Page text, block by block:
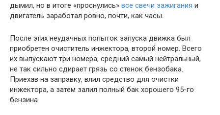
дымил, но в итоге «проснулись» все свечи зажигания и
двигатель заработал ровно, почти, как часы.
После этих неудачных попыток запуска движка был
приобретен очиститель инжектора, второй номер. Всего
их выпускают три номера, средний самый нейтральный,
не так сильно сдирает грязь со стенок бензобака.
Приехав на заправку, влил средство для очистки
инжектора, а затем залил полный бак хорошего 95-го
бензина.